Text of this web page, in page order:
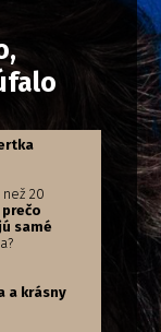
20
prečo
samé
a krásny